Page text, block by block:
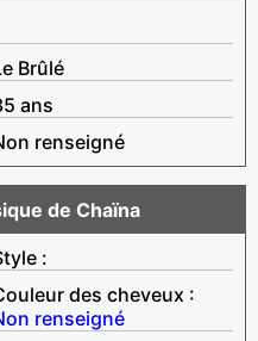
Brûlé
ans
renseigné
de Chaïna
:
des cheveux :
renseigné